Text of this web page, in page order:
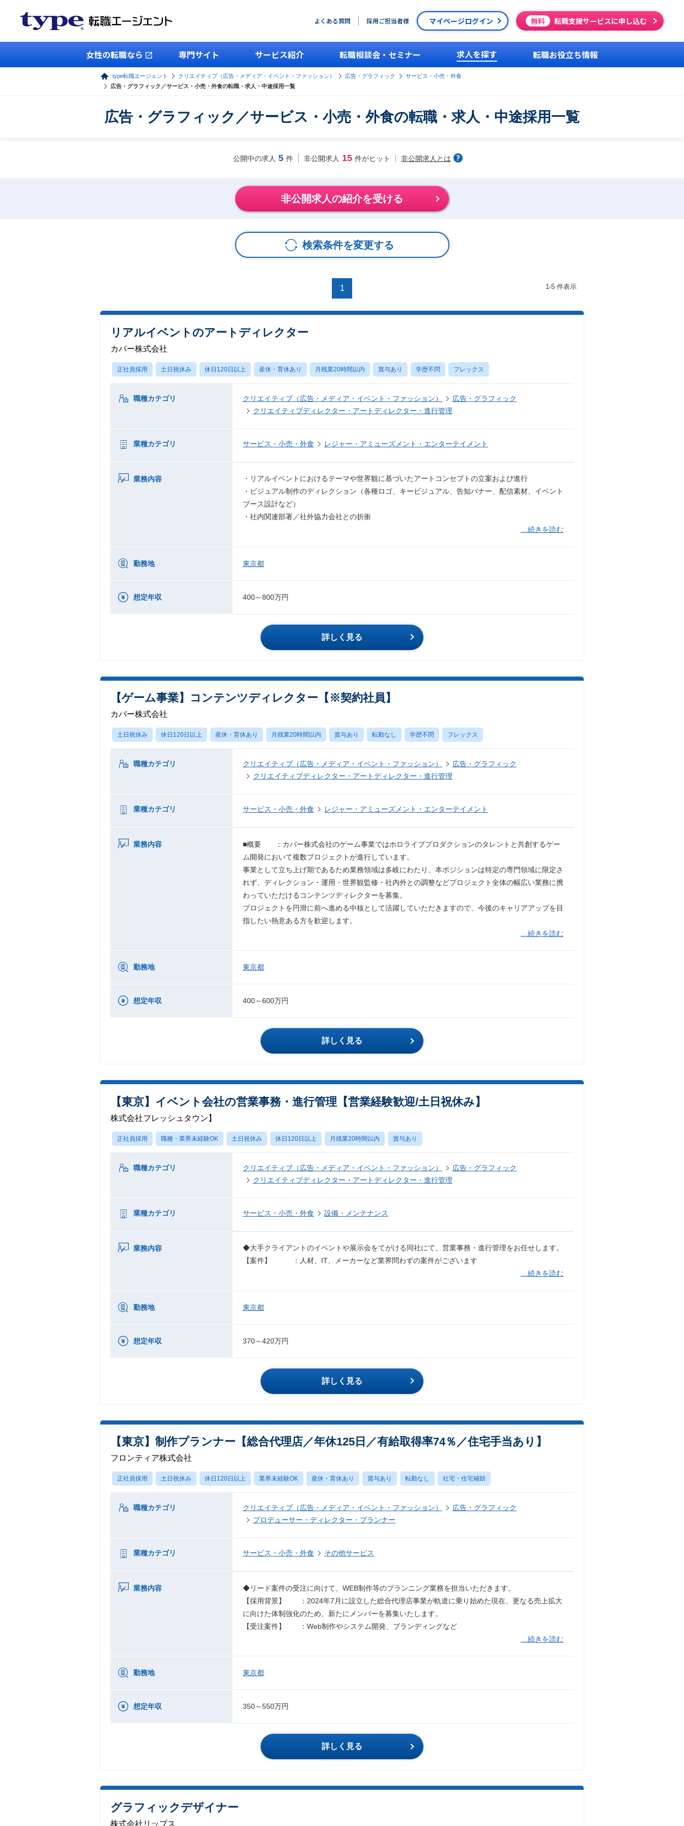
よくある質問 採用ご担当者様 マイページログイン 無料 転職支援サービスに申し込む
女性の転職なら 専門サイト サービス紹介 転職相談会・セミナー 求人を探す 転職お役立ち情報
type転職エージェント クリエイティブ（広告・メディア・イベント・ファッション） 広告・グラフィック
サービス・小売・外食
広告・グラフィック／サービス・小売・外食の転職・求人・中途採用一覧
広告・グラフィック／サービス・小売・外食の転職・求人・中途採用一覧
公開中の求人 5 件 非公開求人 15 件がヒット 非公開求人とは
非公開求人の紹介を受ける
検索条件を変更する
1 1-5 件表示
リアルイベントのアートディレクター
カバー株式会社
正社員採用 土日祝休み 休日120日以上 産休・育休あり 月残業20時間以内 賞与あり 学歴不問 フレックス
職種カテゴリ クリエイティブ（広告・メディア・イベント・ファッション）
広告・グラフィック
クリエイティブディレクター・アートディレクター・進行管理
業種カテゴリ サービス・小売・外食 レジャー・アミューズメント・エンターテイメント
業務内容
・リアルイベントにおけるテーマや世界観に基づいたアートコンセプトの立案および進行
・ビジュアル制作のディレクション（各種ロゴ、キービジュアル、告知バナー、配信素材、イベント
ブース設計など）
・社内関連部署／社外協力会社との折衝
…続きを読む
勤務地 東京都
想定年収 400～800万円
詳しく見る
【ゲーム事業】コンテンツディレクター【※契約社員】
カバー株式会社
土日祝休み 休日120日以上 産休・育休あり 月残業20時間以内 賞与あり 転勤なし 学歴不問 フレックス
職種カテゴリ クリエイティブ（広告・メディア・イベント・ファッション）
広告・グラフィック
クリエイティブディレクター・アートディレクター・進行管理
業種カテゴリ サービス・小売・外食 レジャー・アミューズメント・エンターテイメント
業務内容
■概要 ：カバー株式会社のゲーム事業ではホロライブプロダクションのタレントと共創するゲー
ム開発において複数プロジェクトが進行しています。
事業として立ち上げ期であるため業務領域は多岐にわたり、本ポジションは特定の専門領域に限定さ
れず、ディレクション・運用・世界観監修・社内外との調整などプロジェクト全体の幅広い業務に携
わっていただけるコンテンツディレクターを募集。
プロジェクトを円滑に前へ進める中核として活躍していただきますので、今後のキャリアアップを目
指したい熱意ある方を歓迎します。
…続きを読む
勤務地 東京都
想定年収 400～600万円
詳しく見る
【東京】イベント会社の営業事務・進行管理【営業経験歓迎/土日祝休み】
株式会社フレッシュタウン】
正社員採用 職種・業界未経験OK 土日祝休み 休日120日以上 月残業20時間以内 賞与あり
職種カテゴリ クリエイティブ（広告・メディア・イベント・ファッション）
広告・グラフィック
クリエイティブディレクター・アートディレクター・進行管理
業種カテゴリ サービス・小売・外食 設備・メンテナンス
業務内容
◆大手クライアントのイベントや展示会をてがける同社にて、営業事務・進行管理をお任せします。
【案件】 ：人材、IT、メーカーなど業界問わずの案件がございます
…続きを読む
勤務地 東京都
想定年収 370～420万円
詳しく見る
【東京】制作プランナー【総合代理店／年休125日／有給取得率74％／住宅手当あり】
フロンティア株式会社
正社員採用 土日祝休み 休日120日以上 業界未経験OK 産休・育休あり 賞与あり 転勤なし 社宅・住宅補助
職種カテゴリ クリエイティブ（広告・メディア・イベント・ファッション）
広告・グラフィック
プロデューサー・ディレクター・プランナー
業種カテゴリ サービス・小売・外食 その他サービス
業務内容
◆リード案件の受注に向けて、WEB制作等のプランニング業務を担当いただきます。
【採用背景】 ：2024年7月に設立した総合代理店事業が軌道に乗り始めた現在、更なる売上拡大
に向けた体制強化のため、新たにメンバーを募集いたします。
【受注案件】 ：Web制作やシステム開発、ブランディングなど
…続きを読む
勤務地 東京都
想定年収 350～550万円
詳しく見る
グラフィックデザイナー
株式会社リップス